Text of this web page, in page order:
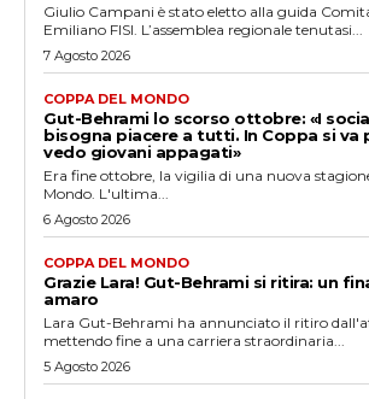
Giulio Campani è stato eletto alla guida
Emiliano FISI. L’assemblea regionale tenutasi...
7 Agosto 2026
COPPA DEL MONDO
Gut-Behrami lo scorso ottobre: «I
bisogna piacere a tutti. In Coppa si va
vedo giovani appagati»
Era fine ottobre, la vigilia di una nuova
Mondo. L'ultima...
6 Agosto 2026
COPPA DEL MONDO
Grazie Lara! Gut-Behrami si ritira: un
amaro
Lara Gut-Behrami ha annunciato il ritiro
mettendo fine a una carriera straordinaria...
5 Agosto 2026